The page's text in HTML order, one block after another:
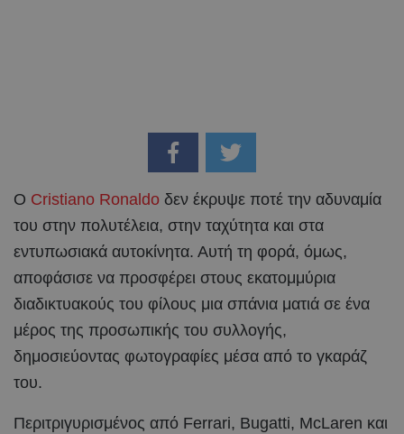
Ο Cristiano Ronaldo δεν έκρυψε ποτέ την αδυναμία
του στην πολυτέλεια, στην ταχύτητα και στα
εντυπωσιακά αυτοκίνητα. Αυτή τη φορά, όμως,
αποφάσισε να προσφέρει στους εκατομμύρια
διαδικτυακούς του φίλους μια σπάνια ματιά σε ένα
μέρος της προσωπικής του συλλογής,
δημοσιεύοντας φωτογραφίες μέσα από το γκαράζ
του.
Περιτριγυρισμένος από Ferrari, Bugatti, McLaren και